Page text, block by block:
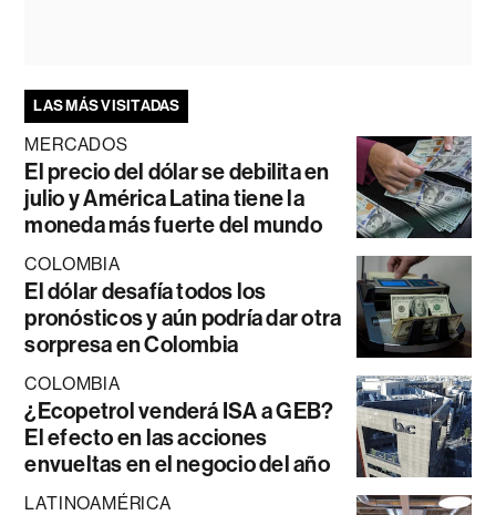
LAS MÁS VISITADAS
MERCADOS
El precio del dólar se debilita en
julio y América Latina tiene la
moneda más fuerte del mundo
COLOMBIA
El dólar desafía todos los
pronósticos y aún podría dar otra
sorpresa en Colombia
COLOMBIA
¿Ecopetrol venderá ISA a GEB?
El efecto en las acciones
envueltas en el negocio del año
LATINOAMÉRICA